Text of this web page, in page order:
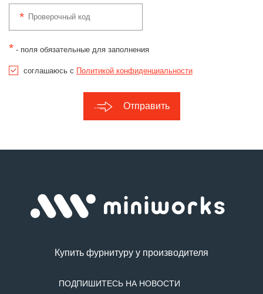
* - поля обязательные для заполнения
соглашаюсь с Политикой конфиденциальности
Отправить
Купить фурнитуру у производителя
ПОДПИШИТЕСЬ НА НОВОСТИ